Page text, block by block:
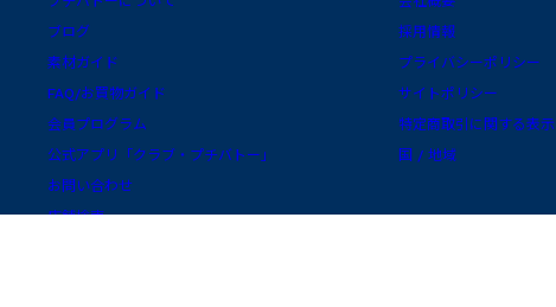
ブログ
素材ガイド
FAQ/お買物ガイド
会員プログラム
公式アプリ「クラブ・プチバトー」
お問い合わせ
店舗検索
採用情報
プライバシーポリシー
サイトポリシー
特定商取引に関する表示
国 / 地域